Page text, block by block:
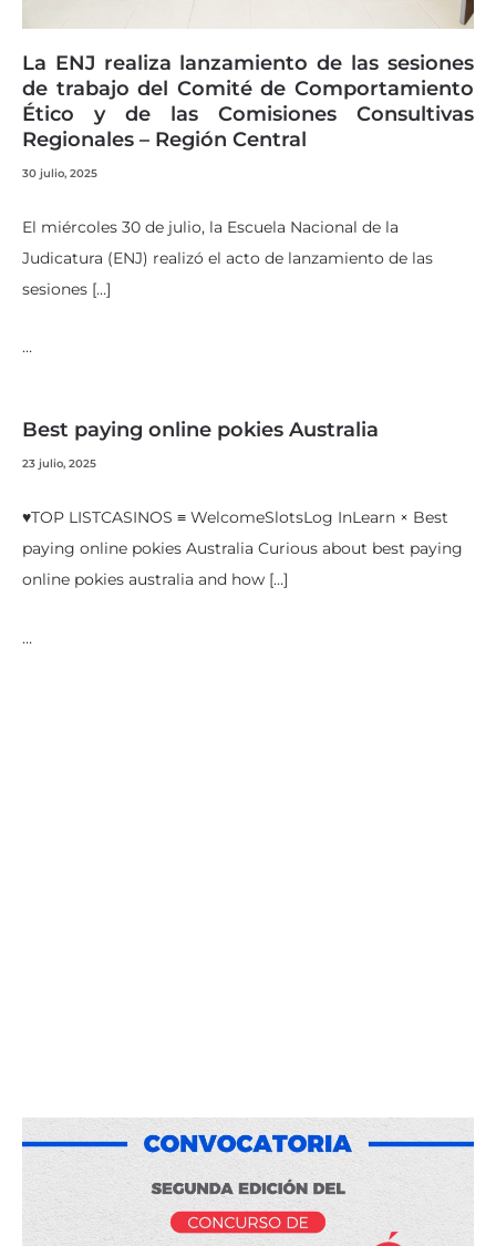
La ENJ realiza lanzamiento de las sesiones
de trabajo del Comité de Comportamiento
Ético y de las Comisiones Consultivas
Regionales – Región Central
30 julio, 2025
El miércoles 30 de julio, la Escuela Nacional de la
Judicatura (ENJ) realizó el acto de lanzamiento de las
sesiones […]
…
Best paying online pokies Australia
23 julio, 2025
♥TOP LISTCASINOS ≡ WelcomeSlotsLog InLearn × Best
paying online pokies Australia Curious about best paying
online pokies australia​ and how […]
…